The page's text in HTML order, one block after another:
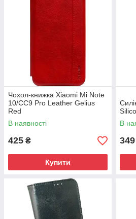
Чохол-книжка Xiaomi Mi Note
10/CC9 Pro Leather Gelius
Red
В наявності
425 ₴
Купити
В
349